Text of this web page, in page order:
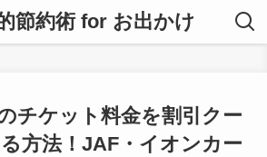
節約術 for お出かけ
チケット料金を割引クー
方法！JAF・イオンカー